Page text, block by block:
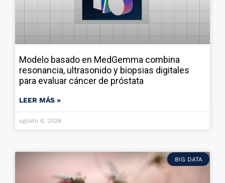
Modelo basado en MedGemma combina
resonancia, ultrasonido y biopsias digitales
para evaluar cáncer de próstata
LEER MÁS »
agosto 6, 2026
BIG DATA